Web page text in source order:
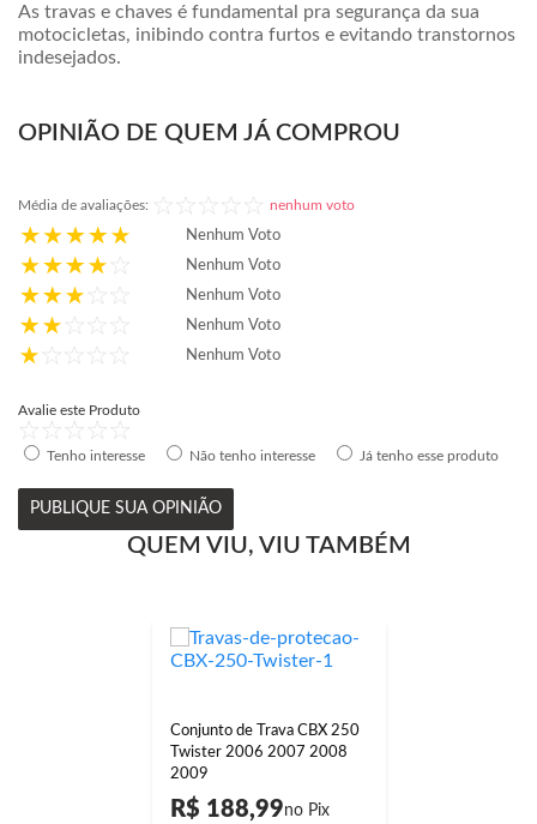
As travas e chaves é fundamental pra segurança da sua
motocicletas, inibindo contra furtos e evitando transtornos
indesejados.
OPINIÃO DE QUEM JÁ COMPROU
Média de avaliações: nenhum voto
Nenhum Voto
Nenhum Voto
Nenhum Voto
Nenhum Voto
Nenhum Voto
Avalie este Produto
Tenho interesse Não tenho interesse Já tenho esse produto
PUBLIQUE SUA OPINIÃO
QUEM VIU, VIU TAMBÉM
Conjunto de Trava CBX 250
Twister 2006 2007 2008
2009
R$ 188,99